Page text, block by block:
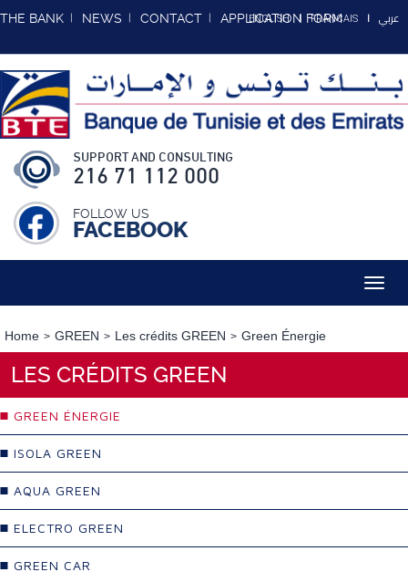
THE BANK NEWS CONTACT APPLICATION FORM
ENGLISH FRANCAIS عربي
SUPPORT AND CONSULTING
216 71 112 000
FOLLOW US
FACEBOOK
Home GREEN Les crédits GREEN Green Énergie
LES CRÉDITS GREEN
GREEN ÉNERGIE
ISOLA GREEN
AQUA GREEN
ELECTRO GREEN
GREEN CAR